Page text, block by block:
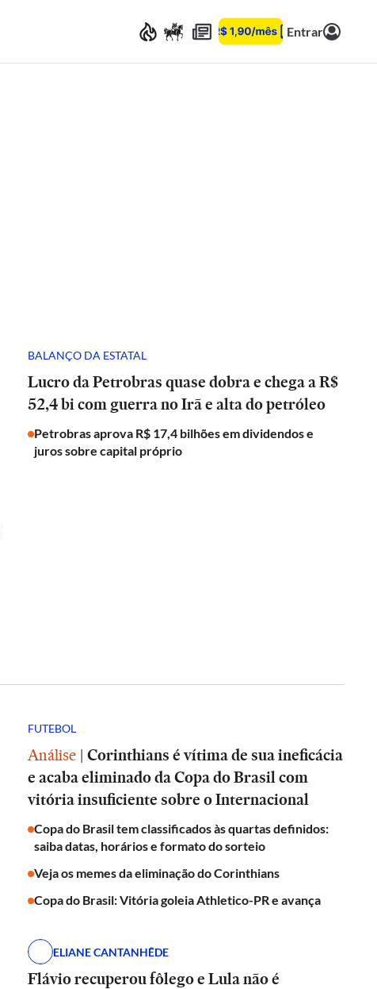
Entrar
BALANÇO DA ESTATAL
Lucro da Petrobras quase dobra e chega a R$
52,4 bi com guerra no Irã e alta do petróleo
Petrobras aprova R$ 17,4 bilhões em dividendos e
juros sobre capital próprio
FUTEBOL
Análise | Corinthians é vítima de sua ineficácia
e acaba eliminado da Copa do Brasil com
vitória insuficiente sobre o Internacional
Copa do Brasil tem classificados às quartas definidos:
saiba datas, horários e formato do sorteio
Veja os memes da eliminação do Corinthians
Copa do Brasil: Vitória goleia Athletico-PR e avança
ELIANE CANTANHÊDE
Flávio recuperou fôlego e Lula não é